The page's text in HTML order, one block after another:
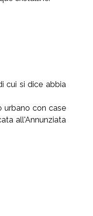
cui si dice abbia
urbano con case
all'Annunziata